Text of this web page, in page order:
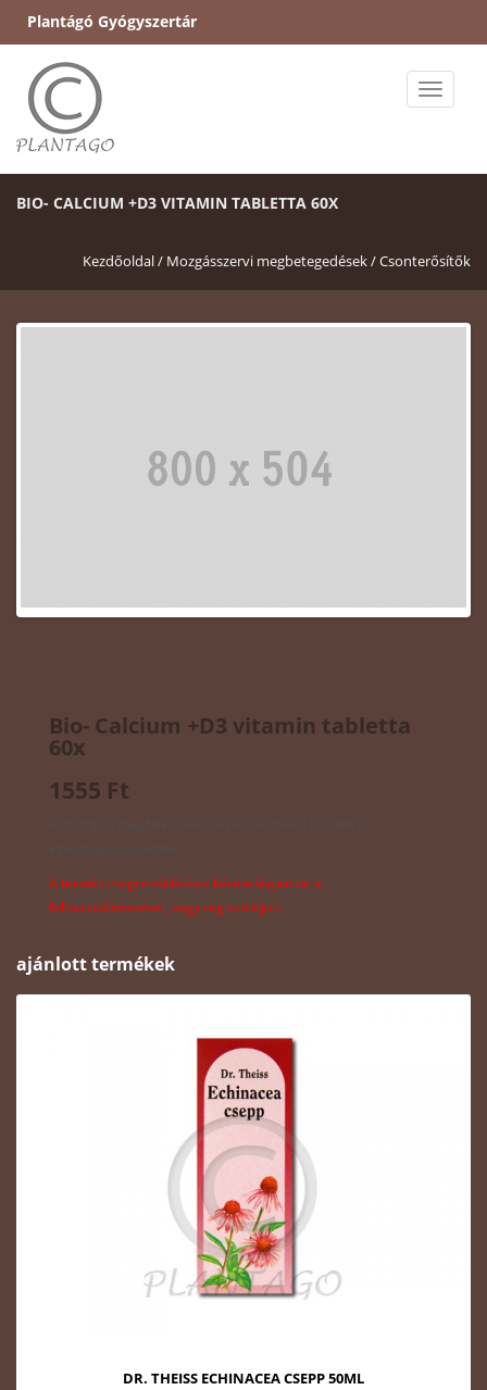
Plantágó Gyógyszertár
Toggle
BIO- CALCIUM +D3 VITAMIN TABLETTA 60X
Kezdőoldal / Mozgásszervi megbetegedések /Csonterősítők
Bio- Calcium +D3 vitamin tabletta
60x
1555 Ft
A termék megrendeléshez kérem lépjen be a
felhasználónevével, vagy regisztráljon.
ajánlott termékek
DR. THEISS ECHINACEA CSEPP 50ML